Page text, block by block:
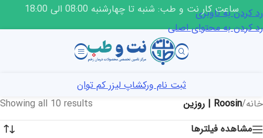
رد کردن به ناوبری
رد کردن به محتوای اصلی
ساعت کار نت و طب: شنبه تا چهارشنبه 08:00 الی 18:00
ثبت نام ورکشاپ لیزر کم توان
خانه/Roosin | روزین
Showing all 10 results
مشاهده فیلترها